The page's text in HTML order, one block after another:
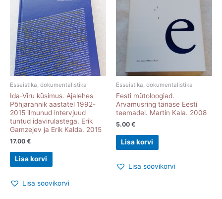
Esseistika, dokumentalistika
Ida-Viru küsimus. Ajalehes
Põhjarannik aastatel 1992-
2015 ilmunud intervjuud
tuntud idavirulastega. Erik
Gamzejev ja Erik Kalda. 2015
17.00 €
Lisa korvi
Lisa soovikorvi
Esseistika, dokumentalistika
Eesti mütoloogiad.
Arvamusring tänase Eesti
teemadel. Martin Kala. 2008
5.00 €
Lisa korvi
Lisa soovikorvi